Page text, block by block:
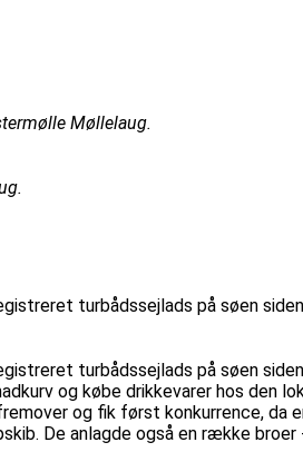
Møllelaug.
turbådssejlads på søen
turbådssejlads på søen
og købe drikkevarer hos den
og fik først konkurrence, da
De anlagde også en række broer